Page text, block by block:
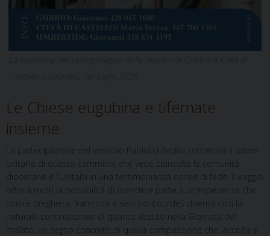
Le Chiese eugubina e tifernate
insieme
La partecipazione del vescovo Paolucci Bedini sottolinea il valore
unitario di questo cammino, che vede coinvolte le comunità
diocesane e l’Unitalsi in una testimonianza corale di fede. Il viaggio
offre a molti la possibilità di prendere parte a un’esperienza che
unisce preghiera, fraternità e servizio. Lourdes diventa così la
naturale continuazione di quanto vissuto nella Giornata del
malato: un segno concreto di quella compassione che, accolta e